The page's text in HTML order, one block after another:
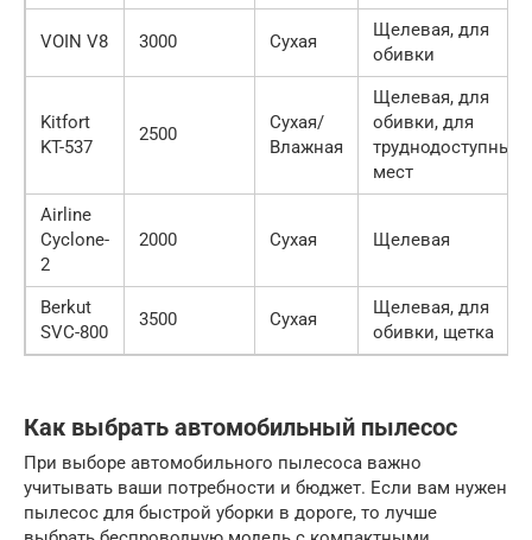
VOIN V8 3000 Сухая
Щелевая, для
обивки
Kitfort
KT-537
2500
Сухая/
Влажная
Щелевая, для
обивки, для
труднодоступных
мест
Airline
Cyclone-
2
2000 Сухая Щелевая
Berkut
SVC-800
3500 Сухая
Щелевая, для
обивки, щетка
Как выбрать автомобильный пылесос
При выборе автомобильного пылесоса важно
учитывать ваши потребности и бюджет. Если вам нужен
пылесос для быстрой уборки в дороге, то лучше